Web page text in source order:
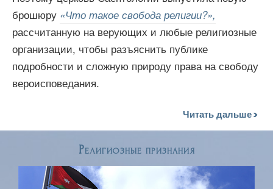
брошюру «Что такое свобода религии?»,
рассчитанную на верующих и любые религиозные
организации, чтобы разъяснить публике
подробности и сложную природу права на свободу
вероисповедания.
Читать дальше
Религиозные признания